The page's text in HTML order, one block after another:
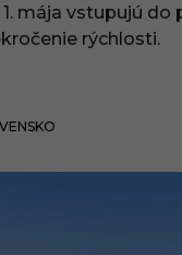
1. mája vstupujú do
rýchlosti.